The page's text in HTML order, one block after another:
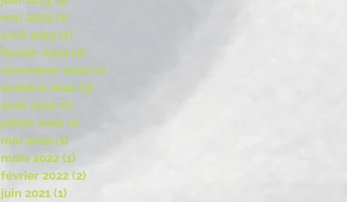
mai 2023 (1)
avril 2023 (1)
février 2023 (2)
novembre 2022 (1)
octobre 2022 (5)
août 2022 (1)
juillet 2022 (1)
mai 2022 (1)
mars 2022 (1)
février 2022 (2)
juin 2021 (1)